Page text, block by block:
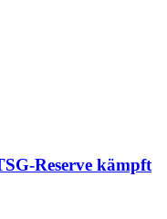
Reserve kämpft